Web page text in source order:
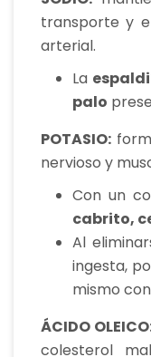
transporte y
arterial.
La
palo
POTASIO:
nervioso y
Con un
cabrito,
Al
ingesta,
mismo
ÁCIDO
colesterol